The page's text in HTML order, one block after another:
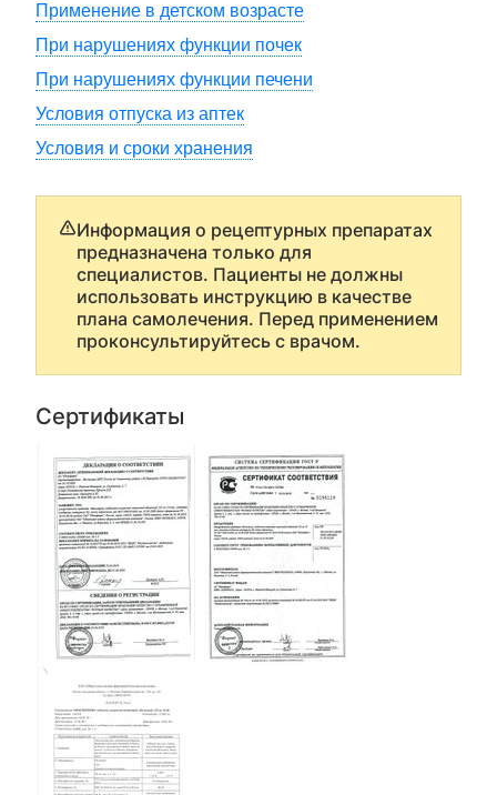
Применение в детском возрасте
При нарушениях функции почек
При нарушениях функции печени
Условия отпуска из аптек
Условия и сроки хранения
Информация о рецептурных препаратах
предназначена только для
специалистов. Пациенты не должны
использовать инструкцию в качестве
плана самолечения. Перед применением
проконсультируйтесь с врачом.
Сертификаты